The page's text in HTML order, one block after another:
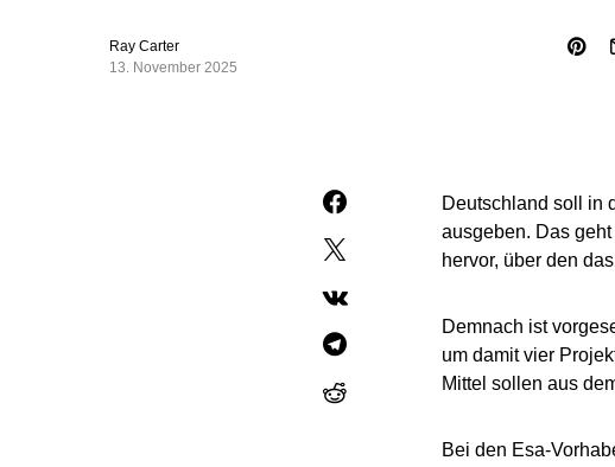
Ray Carter
13. November 2025
Deutschland soll in
ausgeben. Das
hervor, über den
Demnach ist
um damit vier
Mittel sollen aus
Bei den Esa-